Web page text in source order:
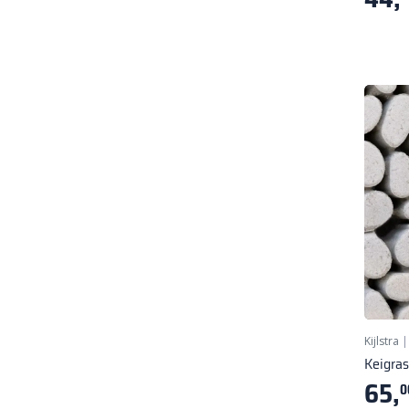
Kijlstra |
65,